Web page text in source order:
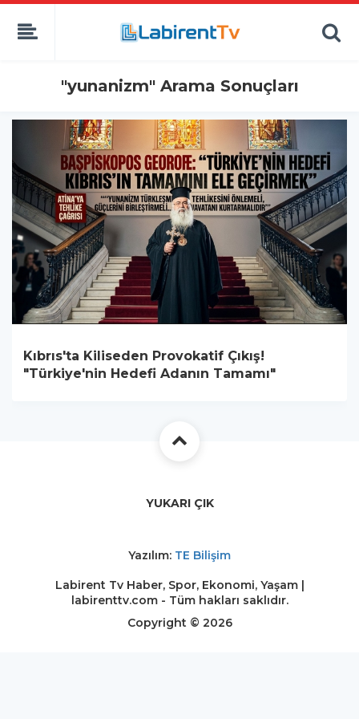
"yunanizm" Arama Sonuçları
Kıbrıs'ta Kiliseden Provokatif Çıkış!
"Türkiye'nin Hedefi Adanın Tamamı"
YUKARI ÇIK
Yazılım: TE Bilişim
Labirent Tv Haber, Spor, Ekonomi, Yaşam |
labirenttv.com - Tüm hakları saklıdır.
Copyright © 2026